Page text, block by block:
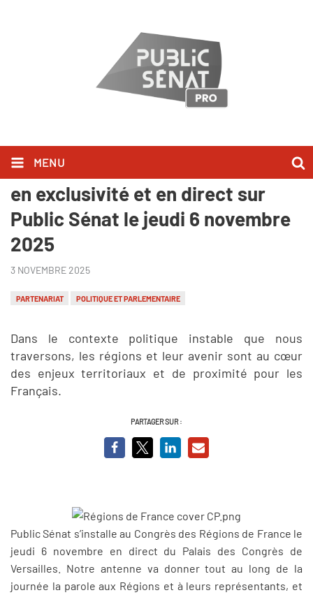
MENU
Le Congrès des Régions à suivre
en exclusivité et en direct sur
Public Sénat le jeudi 6 novembre
2025
3 NOVEMBRE 2025
PARTENARIAT POLITIQUE ET PARLEMENTAIRE
Dans le contexte politique instable que nous
traversons, les régions et leur avenir sont au cœur
des enjeux territoriaux et de proximité pour les
Français.
PARTAGER SUR :
Public Sénat s’installe au Congrès des Régions de France le
jeudi 6 novembre en direct du Palais des Congrès de
Versailles. Notre antenne va donner tout au long de la
journée la parole aux Régions et à leurs représentants, et